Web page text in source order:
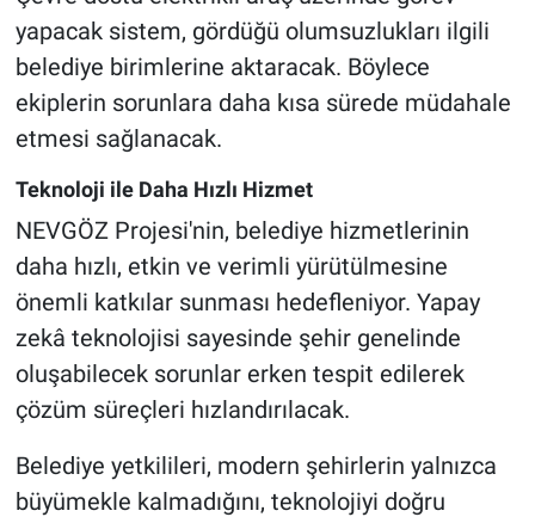
yapacak sistem, gördüğü olumsuzlukları ilgili
belediye birimlerine aktaracak. Böylece
ekiplerin sorunlara daha kısa sürede müdahale
etmesi sağlanacak.
Teknoloji ile Daha Hızlı Hizmet
NEVGÖZ Projesi'nin, belediye hizmetlerinin
daha hızlı, etkin ve verimli yürütülmesine
önemli katkılar sunması hedefleniyor. Yapay
zekâ teknolojisi sayesinde şehir genelinde
oluşabilecek sorunlar erken tespit edilerek
çözüm süreçleri hızlandırılacak.
Belediye yetkilileri, modern şehirlerin yalnızca
büyümekle kalmadığını, teknolojiyi doğru